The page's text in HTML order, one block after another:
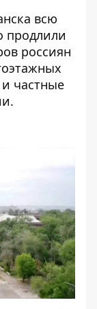
всю
продлили
россиян
частные